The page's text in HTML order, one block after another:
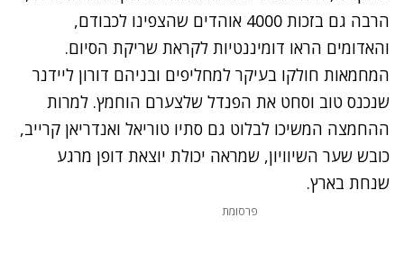
הרבה גם בזכות 4000 אוהדים שהצפינו לכבודם,
והאדומים הראו דומיננטיות לקראת שריקת הסיום.
המחמאות חולקו בעיקר למחליפים ובניהם דורון ליידנר
שנכנס טוב וסחט את הפנדל שלצערם הוחמץ. למרות
ההחמצה המשיכו לבלוט גם סתיו טוריאל ואנדריאן קרייב,
כובש שער השיוויון, שמראה יכולת יוצאת דופן מרגע
שנחת בארץ.
פרסומת